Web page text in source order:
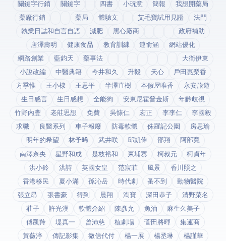
關鍵字行銷
關鍵字 四書 小玩意 簡報
我想開藥局
藥廠行銷
藥局 體驗文 艾毛寶試用見證
法鬥
執業日誌和自言自語
減肥 黑心廠商
政府補助
唐澤壽明
健康食品 教育訓練 連俞涵
網站優化
網路創業
藍鈞天 藥事法
大衛伊東
小說改編
中醫典籍 今井和久 升毅 天心
戶田惠梨香
方季惟
王小棣 王思平 半澤直樹 本假屋唯香
永安旅遊
生日感言
生日感想 全能狗 安東尼霍普金斯
年齡歧視
竹野內豐
老莊思想 免費 吳慷仁 宏正 李李仁
李國毅
求職
良醫系列 車子報廢 防毒軟體 侏羅記公園
房思瑜
明年的希望
林予晞 武井咲 邱凱偉 邵翔
阿部寬
南澤奈央
星野和成 是枝裕和 柬埔寨 柯叔元
柯貞年
洪小鈴
洪詩 英國女皇 范宸菲 風景
香川照之
香港移民
夏小滿 孫沁岳 時代劇 蚤不到
動物醫院
張立昂
張書豪 得到app 晨翔 淘寶 深田恭子
清野菜名
莊子
許光漢 軟體介紹 陳彥允 魚油
麻生久美子
傅凱羚
堤真一 曾沛慈 植劇場 菅田將暉
集運商
黃薇渟
傳記影集 微信代付 楊一展 楊丞琳 楊謹華